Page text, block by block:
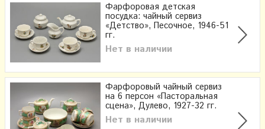
Фарфоровая детская
посудка: чайный сервиз
«Детство», Песочное, 1946-51
гг.
Нет в наличии
Фарфоровый чайный сервиз
на 6 персон «Пасторальная
сцена», Дулево, 1927-32 гг.
Нет в наличии